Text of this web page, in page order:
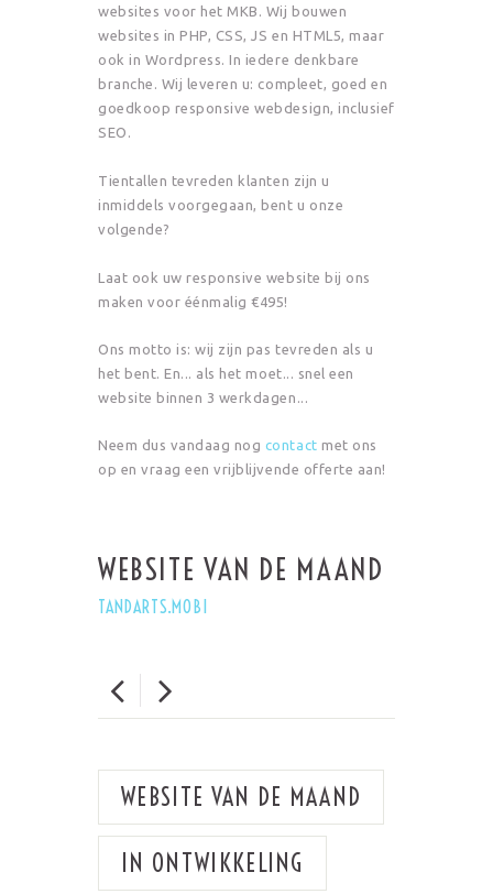
websites voor het MKB. Wij bouwen
websites in PHP, CSS, JS en HTML5, maar
ook in Wordpress. In iedere denkbare
branche. Wij leveren u: compleet, goed en
goedkoop responsive webdesign, inclusief
SEO.
Tientallen tevreden klanten zijn u
inmiddels voorgegaan, bent u onze
volgende?
Laat ook uw responsive website bij ons
maken voor éénmalig €495!
Ons motto is: wij zijn pas tevreden als u
het bent. En... als het moet... snel een
website binnen 3 werkdagen...
Neem dus vandaag nog contact met ons
op en vraag een vrijblijvende offerte aan!
WEBSITE VAN DE MAAND
TANDARTS.MOBI
WEBSITE VAN DE MAAND
IN ONTWIKKELING